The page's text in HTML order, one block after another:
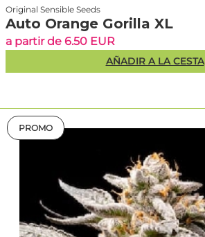
Original Sensible Seeds
Auto Orange Gorilla XL
a partir de 6.50 EUR
AÑADIR A LA CESTA
PROMO